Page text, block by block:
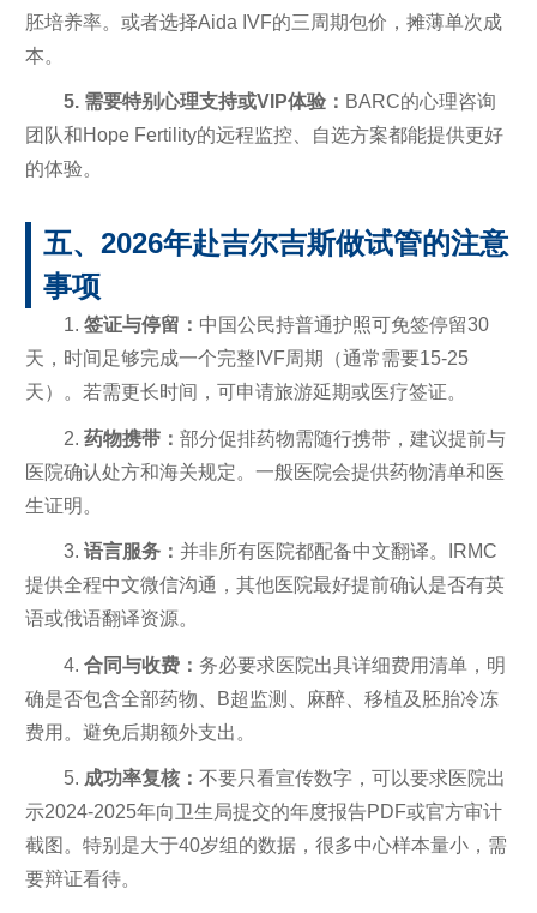
胚培养率。或者选择Aida IVF的三周期包价，摊薄单次成
本。
5. 需要特别心理支持或VIP体验： BARC的心理咨询
团队和Hope Fertility的远程监控、自选方案都能提供更好
的体验。
五、2026年赴吉尔吉斯做试管的注意
事项
1. 签证与停留： 中国公民持普通护照可免签停留30
天，时间足够完成一个完整IVF周期（通常需要15-25
天）。若需更长时间，可申请旅游延期或医疗签证。
2. 药物携带： 部分促排药物需随行携带，建议提前与
医院确认处方和海关规定。一般医院会提供药物清单和医
生证明。
3. 语言服务： 并非所有医院都配备中文翻译。IRMC
提供全程中文微信沟通，其他医院最好提前确认是否有英
语或俄语翻译资源。
4. 合同与收费： 务必要求医院出具详细费用清单，明
确是否包含全部药物、B超监测、麻醉、移植及胚胎冷冻
费用。避免后期额外支出。
5. 成功率复核： 不要只看宣传数字，可以要求医院出
示2024-2025年向卫生局提交的年度报告PDF或官方审计
截图。特别是大于40岁组的数据，很多中心样本量小，需
要辩证看待。